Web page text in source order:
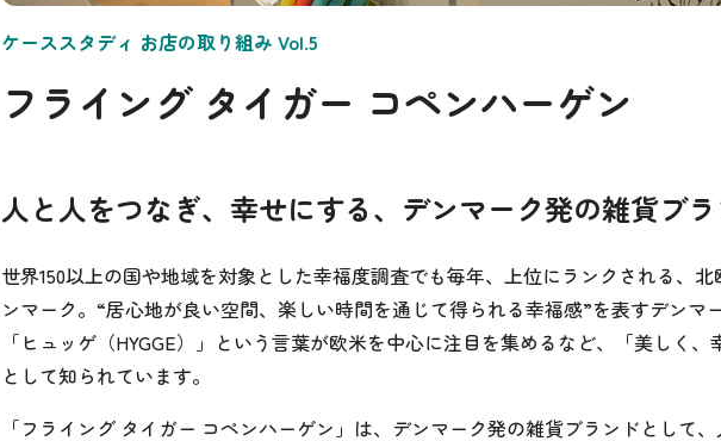
ケーススタディ お店の取り組み Vol.5
フライング タイガー コペンハーゲン
人と人をつなぎ、幸せにする、デンマーク発の雑貨ブ
世界150以上の国や地域を対象とした幸福度調査でも毎年、上位にランクされる、
ンマーク。“居心地が良い空間、楽しい時間を通じて得られる幸福感”を表すデンマ
「ヒュッゲ（HYGGE）」という言葉が欧米を中心に注目を集めるなど、「美しく、
として知られています。
「フライング タイガー コペンハーゲン」は、デンマーク発の雑貨ブランドとして